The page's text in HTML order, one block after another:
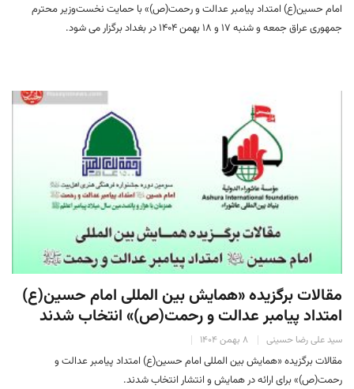
امام حسین(ع) امتداد پیامبر عدالت و رحمت(ص)» با حمایت نخست‌وزیر محترم
جمهوری عراق جمعه و شنبه ۱۷ و ۱۸ بهمن ۱۴۰۴ در بغداد برگزار می شود.
مقالات برگزیده «همایش بین المللی امام حسین(ع)
امتداد پیامبر عدالت و رحمت(ص)» انتخاب شدند
سید علی رضا حسینی ۸ بهمن ۱۴۰۴
مقالات برگزیده «همایش بین المللی امام حسین(ع) امتداد پیامبر عدالت و
رحمت(ص)» برای ارائه در همایش و انتشار انتخاب شدند.